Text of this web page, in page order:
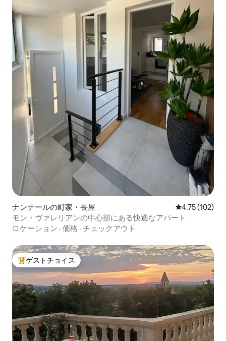
ナンテールの町家・長屋 レビュー102
4.75 (102)
モン・ヴァレリアンの中心部にある快適なアパート
ロケーション · 価格 · チェックアウト
大好評のゲストチョイスです。
ゲストチョイス